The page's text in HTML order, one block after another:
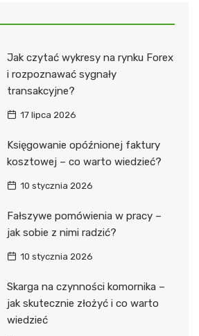
Jak czytać wykresy na rynku Forex
i rozpoznawać sygnały
transakcyjne?
17 lipca 2026
Księgowanie opóźnionej faktury
kosztowej – co warto wiedzieć?
10 stycznia 2026
Fałszywe pomówienia w pracy –
jak sobie z nimi radzić?
10 stycznia 2026
Skarga na czynności komornika –
jak skutecznie złożyć i co warto
wiedzieć